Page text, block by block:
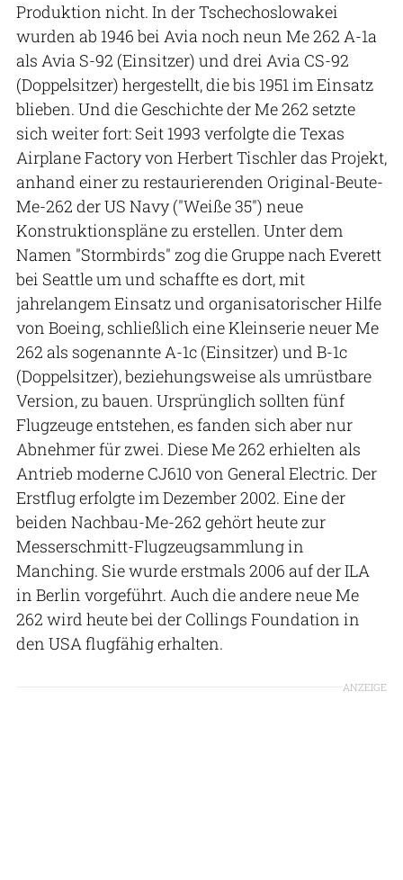
Produktion nicht. In der Tschechoslowakei
wurden ab 1946 bei Avia noch neun Me 262 A-1a
als Avia S-92 (Einsitzer) und drei Avia CS-92
(Doppelsitzer) hergestellt, die bis 1951 im Einsatz
blieben. Und die Geschichte der Me 262 setzte
sich weiter fort: Seit 1993 verfolgte die Texas
Airplane Factory von Herbert Tischler das Projekt,
anhand einer zu restaurierenden Original-Beute-
Me-262 der US Navy ("Weiße 35") neue
Konstruktionspläne zu erstellen. Unter dem
Namen "Stormbirds" zog die Gruppe nach Everett
bei Seattle um und schaffte es dort, mit
jahrelangem Einsatz und organisatorischer Hilfe
von Boeing, schließlich eine Kleinserie neuer Me
262 als sogenannte A-1c (Einsitzer) und B-1c
(Doppelsitzer), beziehungsweise als umrüstbare
Version, zu bauen. Ursprünglich sollten fünf
Flugzeuge entstehen, es fanden sich aber nur
Abnehmer für zwei. Diese Me 262 erhielten als
Antrieb moderne CJ610 von General Electric. Der
Erstflug erfolgte im Dezember 2002. Eine der
beiden Nachbau-Me-262 gehört heute zur
Messerschmitt-Flugzeugsammlung in
Manching. Sie wurde erstmals 2006 auf der ILA
in Berlin vorgeführt. Auch die andere neue Me
262 wird heute bei der Collings Foundation in
den USA flugfähig erhalten.
ANZEIGE